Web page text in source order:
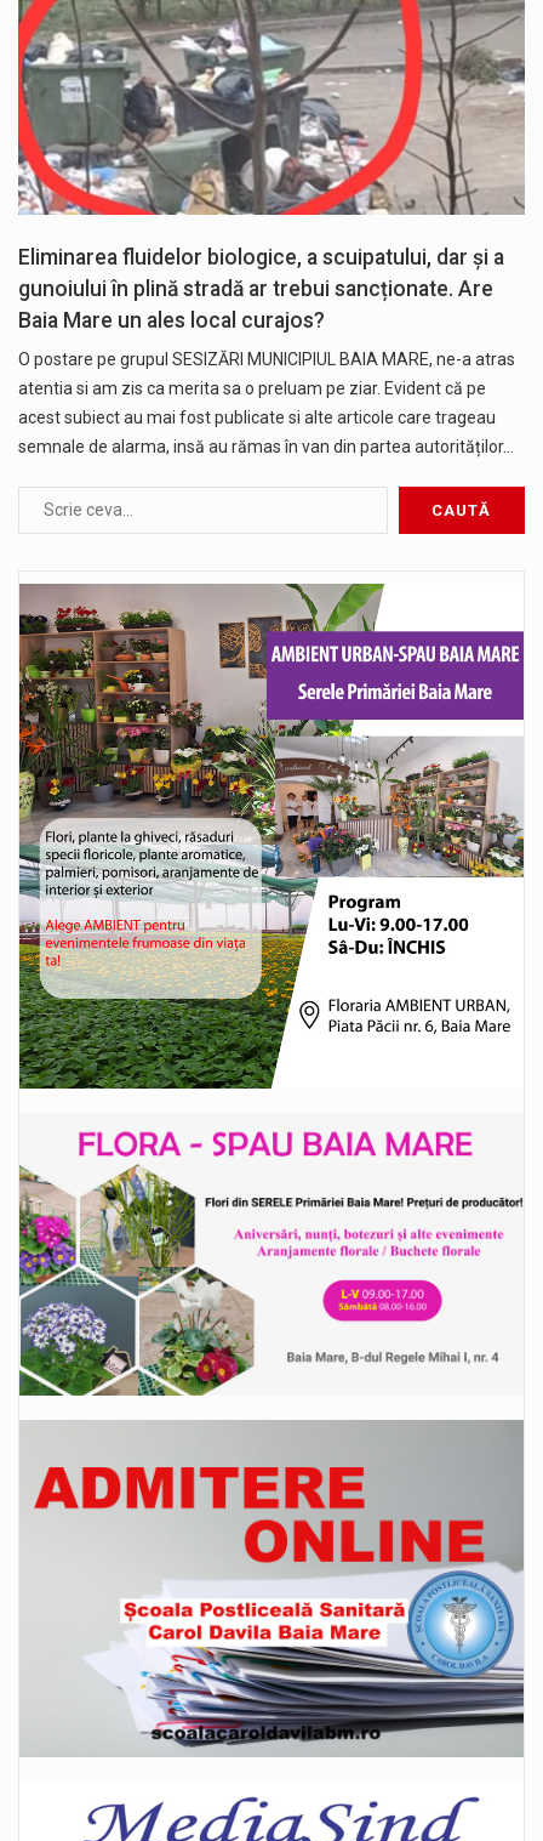
Eliminarea fluidelor biologice, a scuipatului, dar și a
gunoiului în plină stradă ar trebui sancționate. Are
Baia Mare un ales local curajos?
O postare pe grupul SESIZĂRI MUNICIPIUL BAIA MARE, ne-a atras
atentia si am zis ca merita sa o preluam pe ziar. Evident că pe
acest subiect au mai fost publicate si alte articole care trageau
semnale de alarma, insă au rămas în van din partea autorităților…